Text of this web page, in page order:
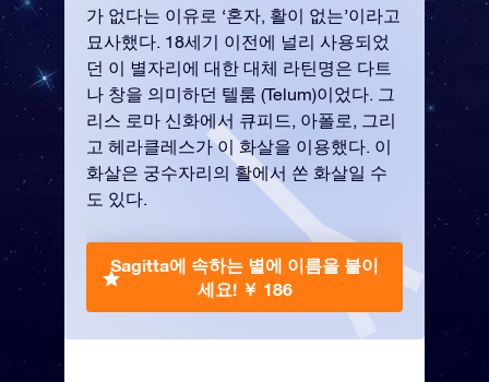
가 없다는 이유로 ‘혼자, 활이 없는’이라고
묘사했다. 18세기 이전에 널리 사용되었
던 이 별자리에 대한 대체 라틴명은 다트
나 창을 의미하던 텔룸 (Telum)이었다. 그
리스 로마 신화에서 큐피드, 아폴로, 그리
고 헤라클레스가 이 화살을 이용했다. 이
화살은 궁수자리의 활에서 쏜 화살일 수
도 있다.
Sagitta에 속하는 별에 이름을 붙이
세요! ￥ 186